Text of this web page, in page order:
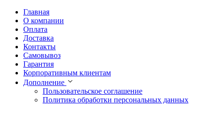
Главная
О компании
Оплата
Доставка
Контакты
Самовывоз
Гарантия
Корпоративным клиентам
Дополнение
Пользовательское соглашение
Политика обработки персональных данных